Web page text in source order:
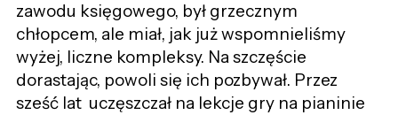
zawodu księgowego, był grzecznym
chłopcem, ale miał, jak już wspomnieliśmy
wyżej, liczne kompleksy. Na szczęście
dorastając, powoli się ich pozbywał. Przez
sześć lat uczęszczał na lekcje gry na pianinie